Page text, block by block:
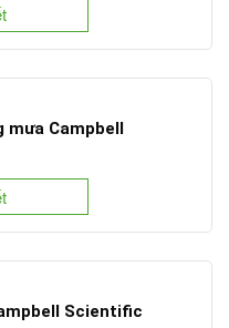
mưa Campbell
Scientific